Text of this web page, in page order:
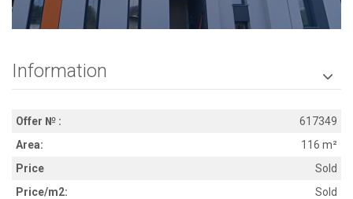
Information 
Offer № :
617349
Area:
116 m²
Price
Sold
Price/m2:
Sold